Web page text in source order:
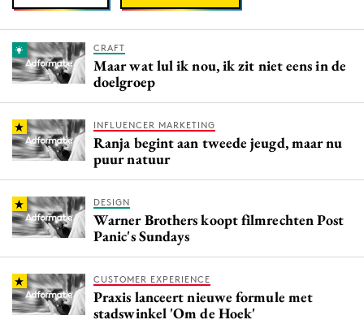
Purpose Marketing
Reputatie & crisis
CRAFT
Maar wat lul ik nou, ik zit niet eens in de
doelgroep
INFLUENCER MARKETING
Ranja begint aan tweede jeugd, maar nu
puur natuur
DESIGN
Warner Brothers koopt filmrechten Post
Panic's Sundays
CUSTOMER EXPERIENCE
Praxis lanceert nieuwe formule met
stadswinkel 'Om de Hoek'